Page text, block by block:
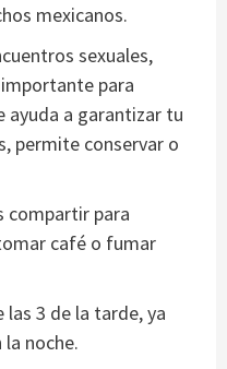
mexicanos.
sexuales,
para
ayuda a garantizar tu
permite conservar o
compartir para
café o fumar
3 de la tarde, ya
noche.